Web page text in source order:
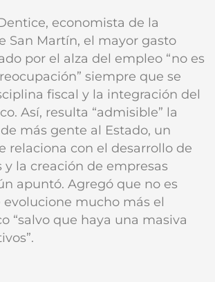
economista de la
San Martín, el mayor gasto
por el alza del empleo “no es
siempre que se
fiscal y la integración del
Así, resulta “admisible” la
más gente al Estado, un
relaciona con el desarrollo de
y la creación de empresas
apuntó. Agregó que no es
evolucione mucho más el
“salvo que haya una masiva